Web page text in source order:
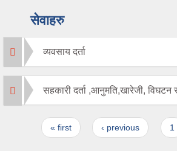
सेवाहरु
व्यवसाय दर्ता
सहकारी दर्ता ,आनुमति,खारेजी, विघटन
Pages« first ‹ previous 1